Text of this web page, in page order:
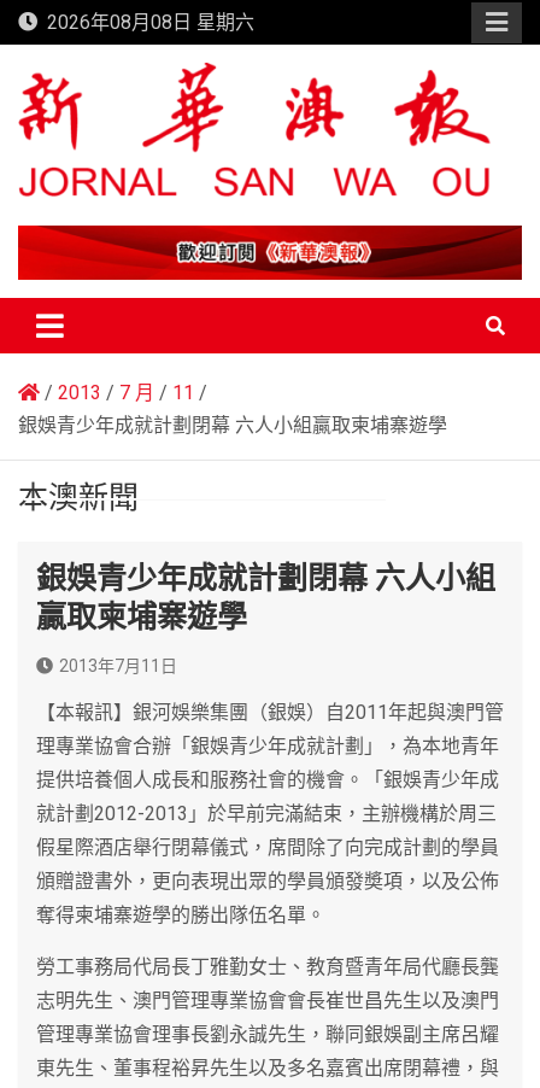
Skip
to
content
2026年08月08日 星期六
新華澳報
2013 7 月
11
銀娛青少年成就計劃閉幕 六人小組贏取柬埔寨遊學
本澳新聞
銀娛青少年成就計劃閉幕 六人小組
贏取柬埔寨遊學
2013年7月11日
【本報訊】銀河娛樂集團（銀娛）自2011年起與澳門管
理專業協會合辦「銀娛青少年成就計劃」，為本地青年
提供培養個人成長和服務社會的機會。「銀娛青少年成
就計劃2012-2013」於早前完滿結束，主辦機構於周三
假星際酒店舉行閉幕儀式，席間除了向完成計劃的學員
頒贈證書外，更向表現出眾的學員頒發奬項，以及公佈
奪得柬埔寨遊學的勝出隊伍名單。
勞工事務局代局長丁雅勤女士、教育暨青年局代廳長龔
志明先生、澳門管理專業協會會長崔世昌先生以及澳門
管理專業協會理事長劉永誠先生，聯同銀娛副主席呂耀
東先生、董事程裕昇先生以及多名嘉賓出席閉幕禮，與